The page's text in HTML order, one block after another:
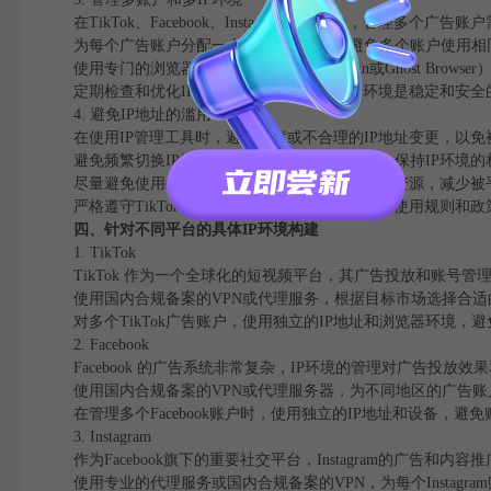
在TikTok、Facebook、Instagram等平台上，管理多个广告账
为每个广告账户分配一个独立的IP地址，避免多个账户使用
使用专门的浏览器扩展或工具（如Multilogin或Ghost Browser
定期检查和优化IP设置，确保每个账户的IP环境是稳定和安全
4. 避免IP地址的滥用
在使用IP管理工具时，避免过度或不合理的IP地址变更，以
避免频繁切换IP地址，尤其是在同一个账户中，保持IP环境的
尽量避免使用公共或共享IP地址，选择独立的IP资源，减少
严格遵守TikTok、Facebook、Instagram等平台的使用规则和
四、针对不同平台的具体IP环境构建
1. TikTok
TikTok 作为一个全球化的短视频平台，其广告投放和账号管
使用国内合规备案的VPN或代理服务，根据目标市场选择合
对多个TikTok广告账户，使用独立的IP地址和浏览器环境，
2. Facebook
Facebook 的广告系统非常复杂，IP环境的管理对广告投放效
使用国内合规备案的VPN或代理服务器，为不同地区的广告
在管理多个Facebook账户时，使用独立的IP地址和设备，避
3. Instagram
作为Facebook旗下的重要社交平台，Instagram的广告和内容
使用专业的代理服务或国内合规备案的VPN，为每个